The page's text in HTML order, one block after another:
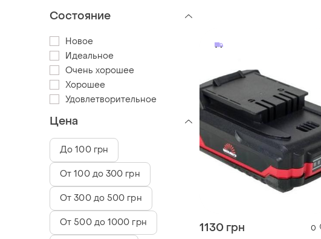
1130 грн 0
Состояние
Новое
Идеальное
Очень хорошее
Хорошее
Удовлетворительное
Цена
До 100 грн
От 100 до 300 грн
От 300 до 500 грн
От 500 до 1000 грн